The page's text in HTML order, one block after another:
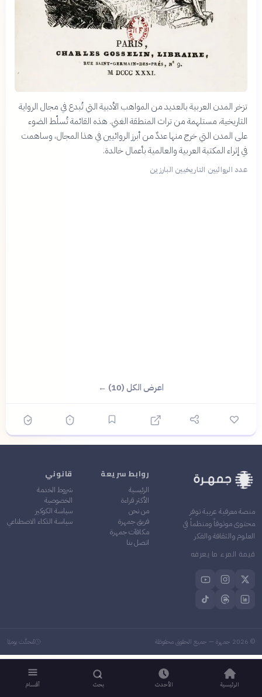
تزخر المدن العربية بالعديد من المواهب الأدبية التي تُبدع في مجال الرواية
التاريخية، مستلهمة من تراث المنطقة الغني. هذه القائمة تُسلّط الضوء
على المدن التي خرج منها عددٌ من أبرز الروائيين في هذا المجال، وساهمت
في إثراء المكتبة العربية والعالمية بأعمال خالدة.
عدد الروائيين التاريخيين البارزين
اعرض الكل (10) ←
منصة معرفية عربية توفر
محتوى موثوقاً ومنظماً في
العلوم والثقافة والفكر
قيمة المرء ما يعرفه
روابط سريعة
الرئيسية
الأكثر قراءة
من نحن
فريق جمهرة
مكافآت جمهرة
اتصل بنا
قانوني
شروط الخدمة
الخصوصية
سياسة الكوكيز
سياسة الذكاء الاصطناعي
©
2026 جمهرة — جميع الحقوق محفوظة مُحدَّث يوميًا
الرئيسية الأحدث بحث أقسام